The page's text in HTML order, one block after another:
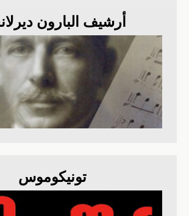
أرشيف البارون
تونيكوموس